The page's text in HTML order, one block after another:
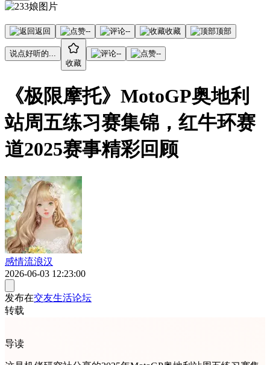
返回 -- -- 收藏 顶部
说点好听的...
收藏
-- --
《极限摩托》MotoGP奥地利
站周五练习赛集锦，红牛环赛
道2025赛事精彩回顾
感情流浪汉
2026-06-03 12:23:00
发布在交友生活论坛
转载
导读